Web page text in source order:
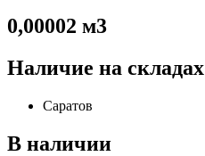
0,00002 м3
Наличие на складах
Саратов
В наличии